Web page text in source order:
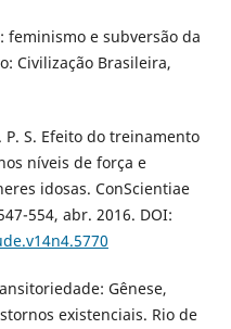
feminismo e subversão da
Civilização Brasileira,
P. S. Efeito do treinamento
níveis de força e
idosas. ConScientiae
554, abr. 2016. DOI:
Gênese,
existenciais. Rio de